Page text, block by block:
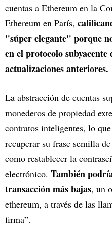
cuentas a Ethereum en la
Ethereum en París,
"súper elegante" porque
en el protocolo
actualizaciones anteriores.
La abstracción de cuentas
monederos de propiedad
contratos inteligentes, lo
recuperar su frase semilla
como restablecer la
electrónico. También
transacción más bajas, un
ethereum, a través de las
firma”.